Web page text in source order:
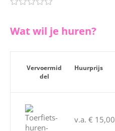
Wat wil je huren?
Vervoermid
del
Huurprijs
v.a. € 15,00